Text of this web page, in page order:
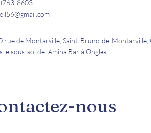
8603
rue de Montarville, Saint-Bruno-de-Montarville,
le sous-sol de "Amina Bar à Ongles"
nous